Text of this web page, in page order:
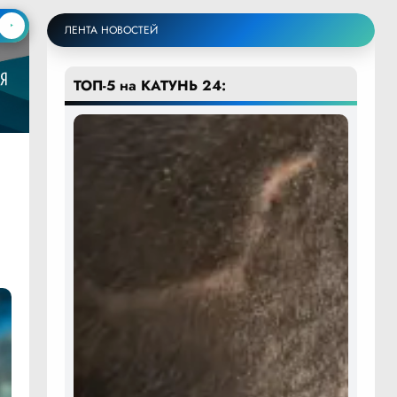
ЛЕНТА НОВОСТЕЙ
ТОП-5 на КАТУНЬ 24: